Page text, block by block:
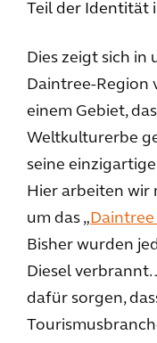
Teil der Identität
Dies zeigt sich in
Daintree-Region
einem Gebiet,
Weltkulturerbe
seine
Hier arbeiten wir
um das „
Bisher wurden
Diesel verbrannt.
dafür sorgen,